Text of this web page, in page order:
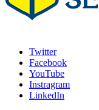
Twitter
Facebook
YouTube
Instragram
LinkedIn